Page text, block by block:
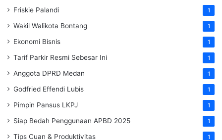
Friskie Palandi 1
Wakil Walikota Bontang 1
Ekonomi Bisnis 1
Tarif Parkir Resmi Sebesar Ini 1
Anggota DPRD Medan 1
Godfried Effendi Lubis 1
Pimpin Pansus LKPJ 1
Siap Bedah Penggunaan APBD 2025 1
Tips Cuan & Produktivitas 1